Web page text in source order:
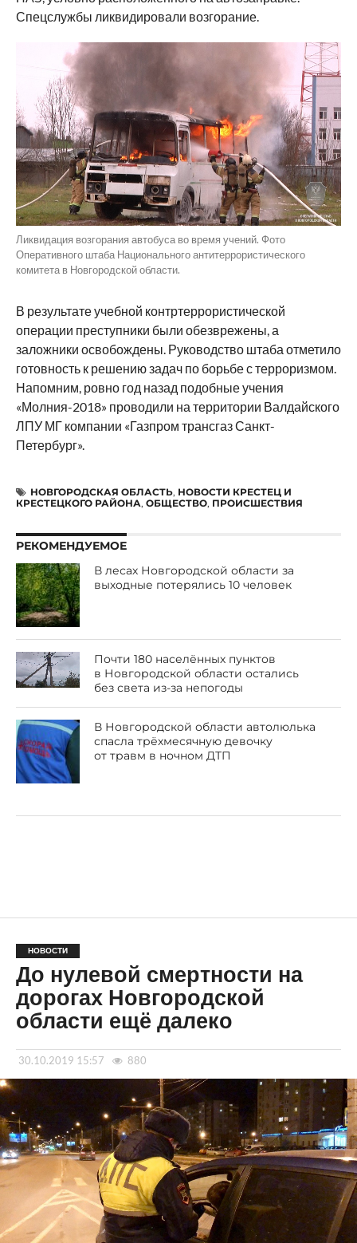
Спецслужбы ликвидировали возгорание.
Ликвидация возгорания автобуса во время учений. Фото
Оперативного штаба Национального антитеррористического
комитета в Новгородской области.
В результате учебной контртеррористической
операции преступники были обезврежены, а
заложники освобождены. Руководство штаба отметило
готовность к решению задач по борьбе с терроризмом.
Напомним, ровно год назад подобные учения
«Молния-2018» проводили на территории Валдайского
ЛПУ МГ компании «Газпром трансгаз Санкт-
Петербург».
НОВГОРОДСКАЯ ОБЛАСТЬ, НОВОСТИ КРЕСТЕЦ И
КРЕСТЕЦКОГО РАЙОНА, ОБЩЕСТВО, ПРОИСШЕСТВИЯ
РЕКОМЕНДУЕМОЕ
В лесах Новгородской области за
выходные потерялись 10 человек
Почти 180 населённых пунктов
в Новгородской области остались
без света из-за непогоды
В Новгородской области автолюлька
спасла трёхмесячную девочку
от травм в ночном ДТП
НОВОСТИ
До нулевой смертности на
дорогах Новгородской
области ещё далеко
30.10.2019 15:57 880